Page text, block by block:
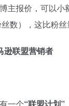
主报价，可以小
数），这比粉丝
逊联盟营销者
一个“联盟计划